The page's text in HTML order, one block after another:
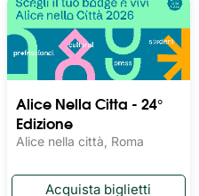
Alice Nella Citta - 24°
Edizione
Alice nella città, Roma